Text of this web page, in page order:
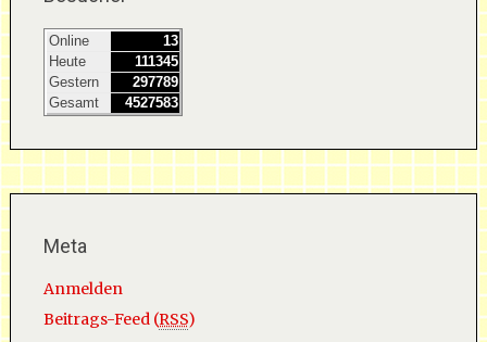
Online
13
Heute
111345
Gestern
297789
Gesamt
4527583
Meta
Anmelden
Beitrags-Feed (RSS)